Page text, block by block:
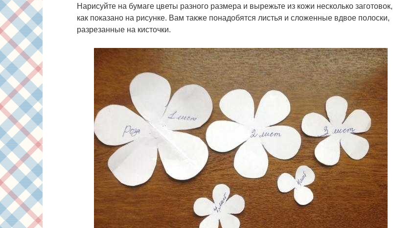
Нарисуйте на бумаге цветы разного размера и вырежьте из кожи несколько заготовок,
как показано на рисунке. Вам также понадобятся листья и сложенные вдвое полоски,
разрезанные на кисточки.